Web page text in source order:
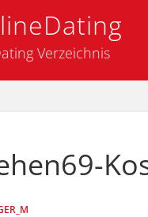
Verzeichnis